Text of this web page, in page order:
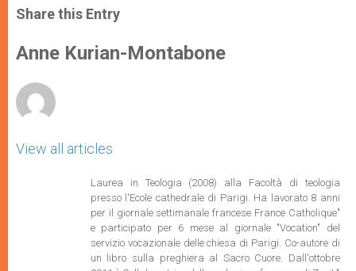
t
s
p
p
s
e
g
e
e
b
o
k
r
Share this Entry
Anne Kurian-Montabone
View all articles
Laurea in Teologia (2008) alla Facoltà di teologia
presso l'Ecole cathedrale di Parigi. Ha lavorato 8 anni
per il giornale settimanale francese France Catholique"
e participato per 6 mese al giornale "Vocation" del
servizio vocazionale delle chiesa di Parigi. Co-autore di
un libro sulla preghiera al Sacro Cuore. Dall'ottobre